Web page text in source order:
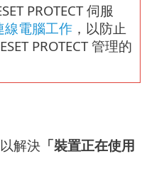
PROTECT 伺服
線電腦工作 ，以防止
PROTECT 管理的
以解決 「裝置正在使用